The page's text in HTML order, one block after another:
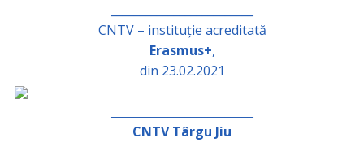
CNTV – instituție acreditată
Erasmus+,
din 23.02.2021
CNTV Târgu Jiu